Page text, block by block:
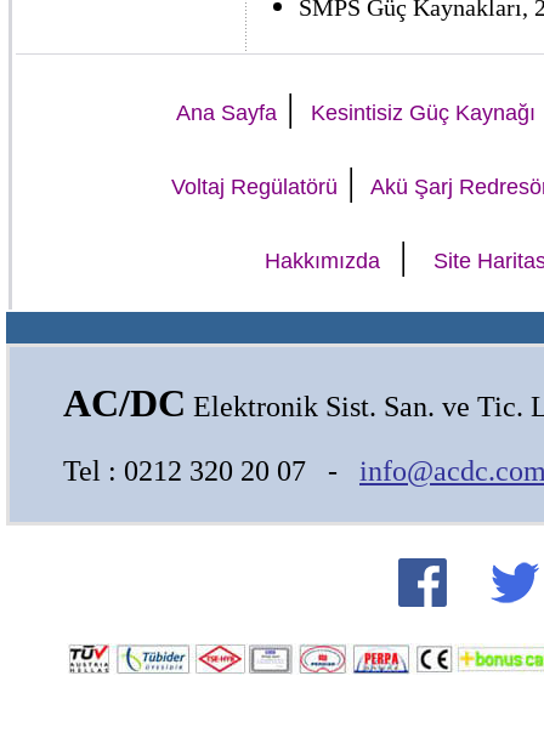
SMPS Güç
Ana Sayfa| Kesintisiz Güç Kaynağı
Voltaj Regülatörü | Akü Şarj
Hakkımızda| Site
AC/DC Elektronik Sist. San. ve Tic.
Tel : 0212 320 20 07 -